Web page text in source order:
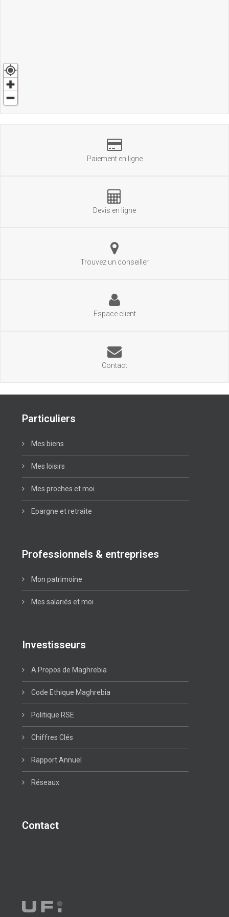
Paiement en ligne
Devis en ligne
Trouvez un conseiller
Espace client
Contact
Particuliers
Mes biens
Mes loisirs
Mes proches et moi
Epargne et retraite
Professionnels & entreprises
Mon patrimoine
Mes salariés et moi
Investisseurs
A Propos de Maghrebia
Code Ethique Maghrebia
Politique RSE
Chiffres Clés
Rapport Annuel
Réseaux
Contact